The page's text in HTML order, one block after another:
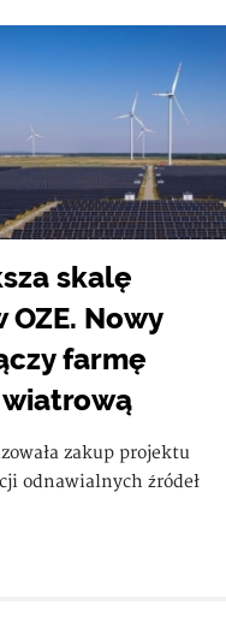
skalę
Nowy
farmę
wiatrową
zakup projektu
odnawialnych źródeł